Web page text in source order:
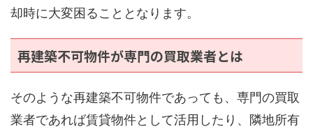
却時に大変困ることとなります。
再建築不可物件が専門の買取業者とは
そのような再建築不可物件であっても、専門の買取
業者であれば賃貸物件として活用したり、隣地所有